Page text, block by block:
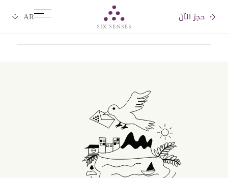
حجز الآن